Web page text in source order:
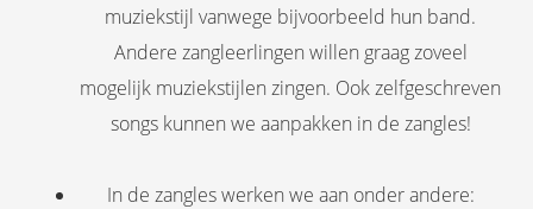
muziekstijl vanwege bijvoorbeeld hun band.
Andere zangleerlingen willen graag zoveel
mogelijk muziekstijlen zingen. Ook zelfgeschreven
songs kunnen we aanpakken in de zangles!
In de zangles werken we aan onder andere: